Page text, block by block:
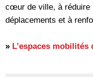
cœur de ville, à réduire
déplacements et à
» L’espaces mobilités